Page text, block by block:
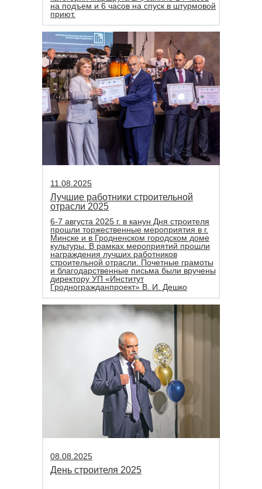
День строителя 2025
08.08.2025
6-7 августа 2025 г. в канун Дня строителя
прошли торжественные мероприятия в г.
Минске и в Гродненском городском доме
культуры. В рамках мероприятий прошли
награждения лучших работников
строительной отрасли. Почетные грамоты
и благодарственные письма были вручены
директору УП «Институт
Гродногражданпроект» В. И. Дешко
Лучшие работники строительной
отрасли 2025
11.08.2025
на подъем и 6 часов на спуск в штурмовой
приют.